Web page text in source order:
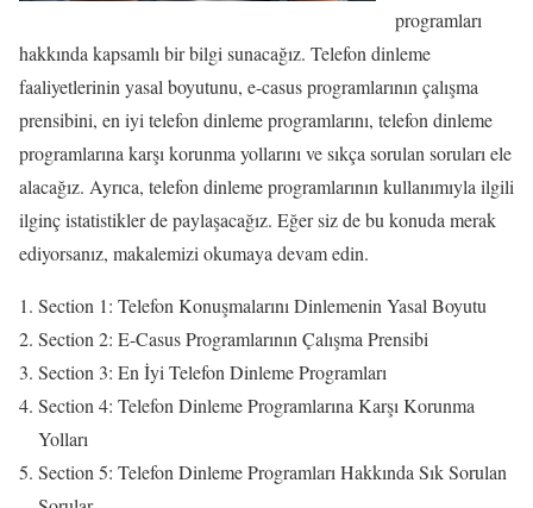
programları
hakkında kapsamlı bir bilgi sunacağız. Telefon dinleme
faaliyetlerinin yasal boyutunu, e-casus programlarının çalışma
prensibini, en iyi telefon dinleme programlarını, telefon dinleme
programlarına karşı korunma yollarını ve sıkça sorulan soruları ele
alacağız. Ayrıca, telefon dinleme programlarının kullanımıyla ilgili
ilginç istatistikler de paylaşacağız. Eğer siz de bu konuda merak
ediyorsanız, makalemizi okumaya devam edin.
Section 1: Telefon Konuşmalarını Dinlemenin Yasal Boyutu
Section 2: E-Casus Programlarının Çalışma Prensibi
Section 3: En İyi Telefon Dinleme Programları
Section 4: Telefon Dinleme Programlarına Karşı Korunma
Yolları
Section 5: Telefon Dinleme Programları Hakkında Sık Sorulan